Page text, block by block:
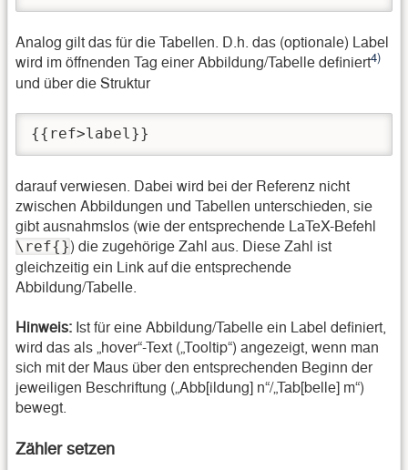
Analog gilt das für die Tabellen. D.h. das (optionale) Label
wird im öffnenden Tag einer Abbildung/Tabelle definiert4)
und über die Struktur
{{ref>label}}
darauf verwiesen. Dabei wird bei der Referenz nicht
zwischen Abbildungen und Tabellen unterschieden, sie
gibt ausnahmslos (wie der entsprechende LaTeX-Befehl
\ref{}) die zugehörige Zahl aus. Diese Zahl ist
gleichzeitig ein Link auf die entsprechende
Abbildung/Tabelle.
Hinweis: Ist für eine Abbildung/Tabelle ein Label definiert,
wird das als „hover“-Text („Tooltip“) angezeigt, wenn man
sich mit der Maus über den entsprechenden Beginn der
jeweiligen Beschriftung („Abb[ildung] n“/„Tab[belle] m“)
bewegt.
Zähler setzen